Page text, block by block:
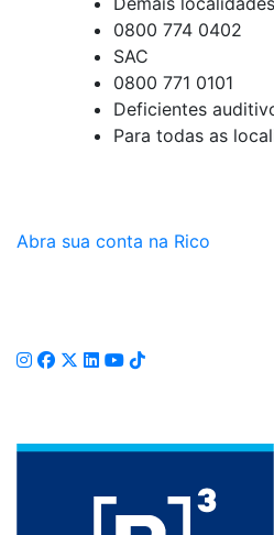
0800 774 0402
SAC
0800 771 0101
Deficientes
Para todas as
Abra sua conta na Rico